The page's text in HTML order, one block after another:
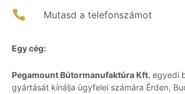
Mutasd a telefonszámot
Egy cég:
Pegamount Bútormanufaktúra Kft. egyedi
gyártását kínálja ügyfelei számára Érden,